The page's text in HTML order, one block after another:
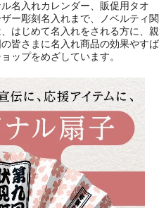
名入れカレンダー、販促用タオ
ー彫刻名入れまで、ノベルティ関
はじめて名入れをされる方に、親
皆さまに名入れ商品の効果やすば
ップをめざしています。